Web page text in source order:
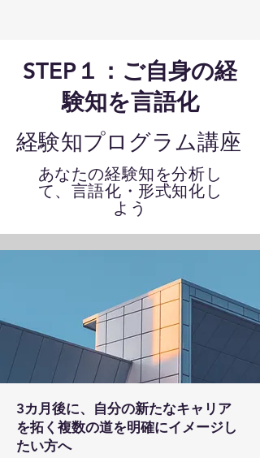
STEP１：ご自身の経
験知を言語化
​経験知プログラム講座
​あなたの経験知を分析し
て、 言語化・形式知化し
よう
3カ月後に、自分の新たなキャリア
を拓く複数の道を明確にイメージし
たい方へ